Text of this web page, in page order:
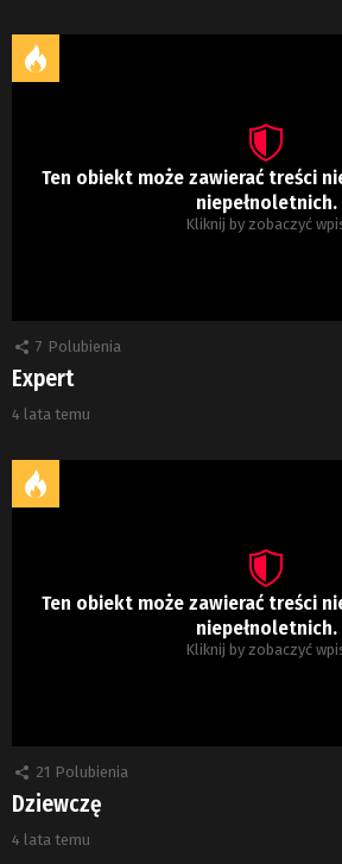
Ten obiekt może zawierać treści
niepełnoletnich.
Kliknij by zobaczyć
7 Polubienia
Expert
4 lata temu
Ten obiekt może zawierać treści
niepełnoletnich.
Kliknij by zobaczyć
21 Polubienia
Dziewczę
4 lata temu